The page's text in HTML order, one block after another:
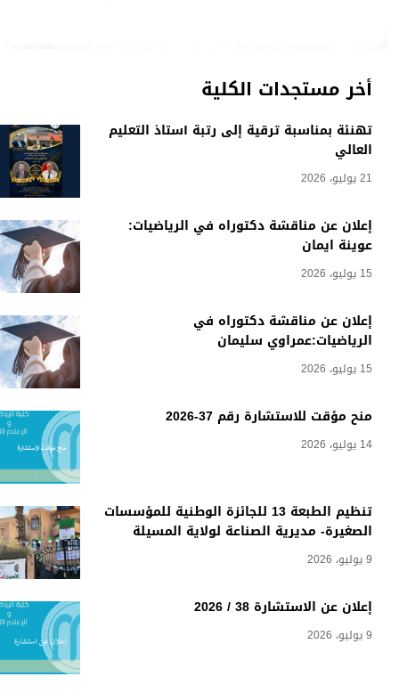
أخر مستجدات الكلية
تهنئة بمناسبة ترقية إلى رتبة أستاذ التعليم
العالي
21 يوليو، 2026
إعلان عن مناقشة دكتوراه في الرياضيات:
عوينة ايمان
15 يوليو، 2026
إعلان عن مناقشة دكتوراه في
الرياضيات:عمراوي سليمان
15 يوليو، 2026
منح مؤقت للاستشارة رقم 37-2026
14 يوليو، 2026
تنظيم الطبعة 13 للجائزة الوطنية للمؤسسات
الصغيرة- مديرية الصناعة لولاية المسيلة
9 يوليو، 2026
إعلان عن الاستشارة 38 / 2026
9 يوليو، 2026